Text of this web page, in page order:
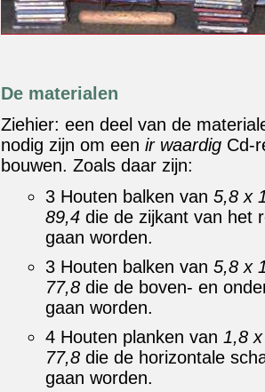
De materialen
Ziehier: een deel van de
nodig zijn om een ir waardig Cd-
bouwen. Zoals daar zijn:
3 Houten balken van 5,8 x
89,4 die de zijkant van het
gaan worden.
3 Houten balken van 5,8 x
77,8 die de boven- en
gaan worden.
4 Houten planken van 1,8
77,8 die de horizontale
gaan worden.